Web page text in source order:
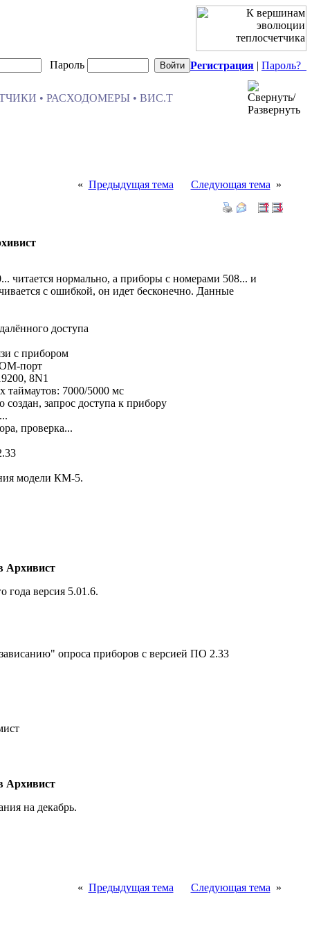
Пароль Регистрация | Пароль?
• РАСХОДОМЕРЫ • ВИС.Т
« Предыдущая тема Следующая тема »
читается нормально, а приборы с номерами 508... и
с ошибкой, он идет бесконечно. Данные
доступа
с прибором
порт
8N1
таймаутов: 7000/5000 мс
запрос доступа к прибору
проверка...
модели КМ-5.
Архивист
года версия 5.01.6.
опроса приборов с версией ПО 2.33
Архивист
на декабрь.
« Предыдущая тема Следующая тема »